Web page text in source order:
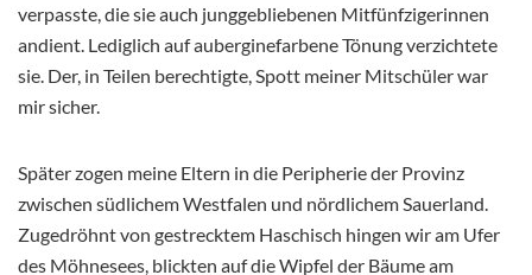
verpasste, die sie auch junggebliebenen Mitfünfzigerinnen
andient. Lediglich auf auberginefarbene Tönung verzichtete
sie. Der, in Teilen berechtigte, Spott meiner Mitschüler war
mir sicher.
Später zogen meine Eltern in die Peripherie der Provinz
zwischen südlichem Westfalen und nördlichem Sauerland.
Zugedröhnt von gestrecktem Haschisch hingen wir am Ufer
des Möhnesees, blickten auf die Wipfel der Bäume am